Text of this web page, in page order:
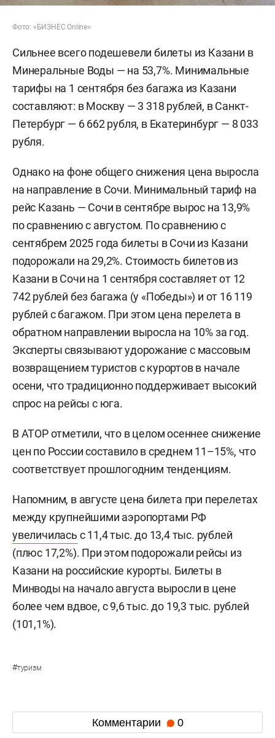
Фото: «БИЗНЕС Online»
Сильнее всего подешевели билеты из Казани в
Минеральные Воды — на 53,7%. Минимальные
тарифы на 1 сентября без багажа из Казани
составляют: в Москву — 3 318 рублей, в Санкт-
Петербург — 6 662 рубля, в Екатеринбург — 8 033
рубля.
Однако на фоне общего снижения цена выросла
на направление в Сочи. Минимальный тариф на
рейс Казань — Сочи в сентябре вырос на 13,9%
по сравнению с августом. По сравнению с
сентябрем 2025 года билеты в Сочи из Казани
подорожали на 29,2%. Стоимость билетов из
Казани в Сочи на 1 сентября составляет от 12
742 рублей без багажа (у «Победы») и от 16 119
рублей с багажом. При этом цена перелета в
обратном направлении выросла на 10% за год.
Эксперты связывают удорожание с массовым
возвращением туристов с курортов в начале
осени, что традиционно поддерживает высокий
спрос на рейсы с юга.
В АТОР отметили, что в целом осеннее снижение
цен по России составило в среднем 11–15%, что
соответствует прошлогодним тенденциям.
Напомним, в августе цена билета при перелетах
между крупнейшими аэропортами РФ
увеличилась с 11,4 тыс. до 13,4 тыс. рублей
(плюс 17,2%). При этом подорожали рейсы из
Казани на российские курорты. Билеты в
Минводы на начало августа выросли в цене
более чем вдвое, с 9,6 тыс. до 19,3 тыс. рублей
(101,1%).
#туризм
Комментарии 0